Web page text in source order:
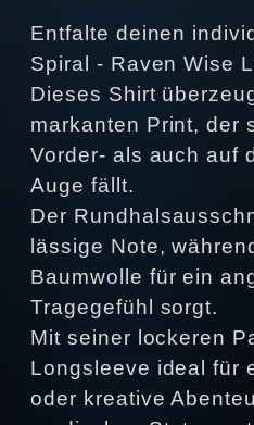
Entfalte deinen
Spiral - Raven Wise
Dieses Shirt
markanten Print, der
Vorder- als auch auf
Auge fällt.
Der
lässige Note,
Baumwolle für ein
Tragegefühl sorgt.
Mit seiner lockeren
Longsleeve ideal für
oder kreative